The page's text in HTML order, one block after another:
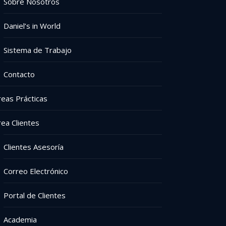
Daniel’s in World
Sistema de Trabajo
Contacto
Prácticas
Clientes
Clientes Asesoría
Correo Electrónico
Portal de Clientes
Academia